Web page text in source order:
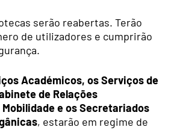
serão reabertas. Terão
de utilizadores e cumprirão
Académicos, os Serviços de
de Relações
e os Secretariados
, estarão em regime de